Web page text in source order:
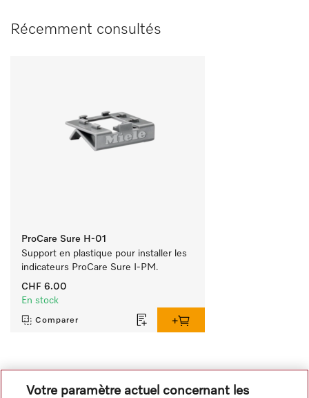
Récemment consultés
ProCare Sure H-01
Support en plastique pour installer les
indicateurs ProCare Sure I-PM.
CHF 6.00
En stock
Comparer
Votre paramètre actuel concernant les